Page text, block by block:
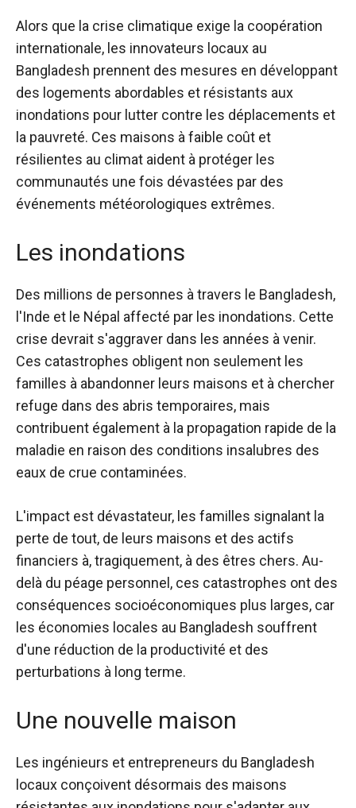
Alors que la crise climatique exige la coopération
internationale, les innovateurs locaux au
Bangladesh prennent des mesures en développant
des logements abordables et résistants aux
inondations pour lutter contre les déplacements et
la pauvreté. Ces maisons à faible coût et
résilientes au climat aident à protéger les
communautés une fois dévastées par des
événements météorologiques extrêmes.
Les inondations
Des millions de personnes à travers le Bangladesh,
l'Inde et le Népal affecté par les inondations. Cette
crise devrait s'aggraver dans les années à venir.
Ces catastrophes obligent non seulement les
familles à abandonner leurs maisons et à chercher
refuge dans des abris temporaires, mais
contribuent également à la propagation rapide de la
maladie en raison des conditions insalubres des
eaux de crue contaminées.
L'impact est dévastateur, les familles signalant la
perte de tout, de leurs maisons et des actifs
financiers à, tragiquement, à des êtres chers. Au-
delà du péage personnel, ces catastrophes ont des
conséquences socioéconomiques plus larges, car
les économies locales au Bangladesh souffrent
d'une réduction de la productivité et des
perturbations à long terme.
Une nouvelle maison
Les ingénieurs et entrepreneurs du Bangladesh
locaux conçoivent désormais des maisons